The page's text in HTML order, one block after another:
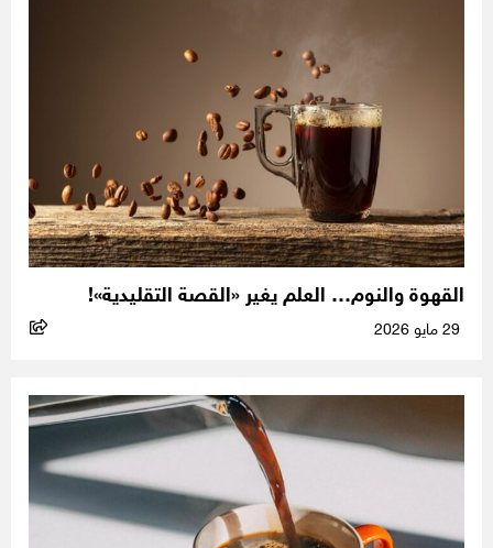
القهوة والنوم… العلم يغير «القصة التقليدية»!